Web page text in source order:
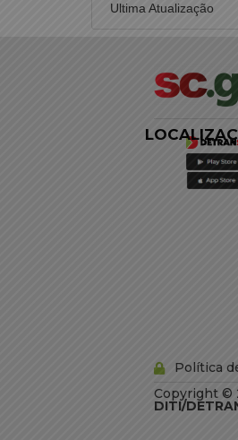
Ultima Atualização
Política
Copyright ©
DITI/